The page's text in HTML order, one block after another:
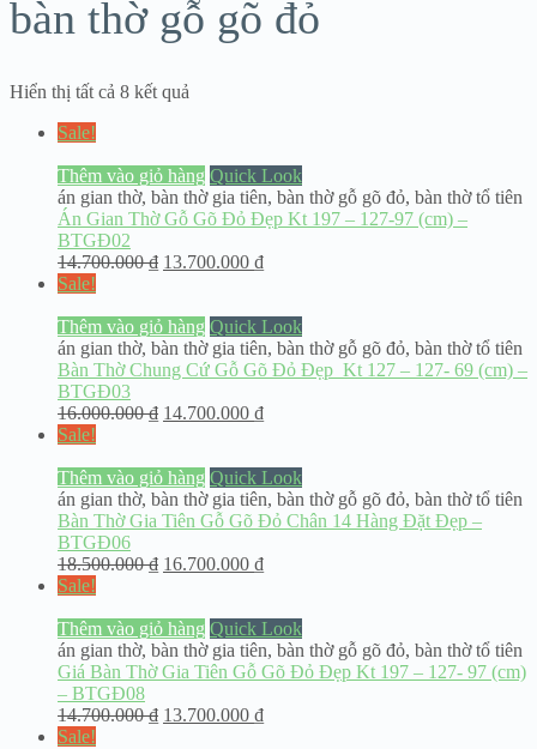
bàn thờ gỗ gõ đỏ
Hiển thị tất cả 8 kết quả
Sale!
Thêm vào giỏ hàng Quick Look
án gian thờ, bàn thờ gia tiên, bàn thờ gỗ gõ đỏ, bàn thờ tổ tiên
Án Gian Thờ Gỗ Gõ Đỏ Đẹp Kt 197 – 127-97 (cm) –
BTGĐ02
14.700.000₫ 13.700.000 ₫
Sale!
Thêm vào giỏ hàng Quick Look
án gian thờ, bàn thờ gia tiên, bàn thờ gỗ gõ đỏ, bàn thờ tổ tiên
Bàn Thờ Chung Cứ Gỗ Gõ Đỏ Đẹp Kt 127 – 127- 69 (cm) –
BTGĐ03
16.000.000₫ 14.700.000 ₫
Sale!
Thêm vào giỏ hàng Quick Look
án gian thờ, bàn thờ gia tiên, bàn thờ gỗ gõ đỏ, bàn thờ tổ tiên
Bàn Thờ Gia Tiên Gỗ Gõ Đỏ Chân 14 Hàng Đặt Đẹp –
BTGĐ06
18.500.000₫ 16.700.000 ₫
Sale!
Thêm vào giỏ hàng Quick Look
án gian thờ, bàn thờ gia tiên, bàn thờ gỗ gõ đỏ, bàn thờ tổ tiên
Giá Bàn Thờ Gia Tiên Gỗ Gõ Đỏ Đẹp Kt 197 – 127- 97 (cm)
– BTGĐ08
14.700.000₫ 13.700.000 ₫
Sale!